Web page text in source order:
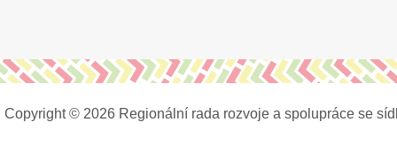
Copyright © 2026 Regionální rada rozvoje a spolupráce se